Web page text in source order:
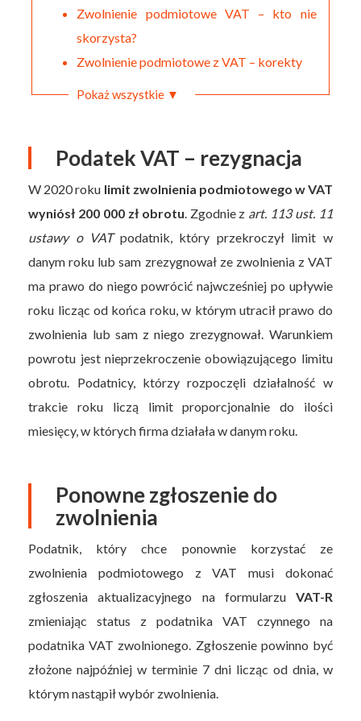
Zwolnienie podmiotowe VAT – kto nie
skorzysta?
Zwolnienie podmiotowe z VAT – korekty
Pokaż wszystkie ▼
Podatek VAT – rezygnacja
W 2020 roku limit zwolnienia podmiotowego w VAT
wyniósł 200 000 zł obrotu . Zgodnie z art. 113 ust. 11
ustawy o VATpodatnik, który przekroczył limit w
danym roku lub sam zrezygnował ze zwolnienia z VAT
ma prawo do niego powrócić najwcześniej po upływie
roku licząc od końca roku, w którym utracił prawo do
zwolnienia lub sam z niego zrezygnował. Warunkiem
powrotu jest nieprzekroczenie obowiązującego limitu
obrotu. Podatnicy, którzy rozpoczęli działalność w
trakcie roku liczą limit proporcjonalnie do ilości
miesięcy, w których firma działała w danym roku.
Ponowne zgłoszenie do
zwolnienia
Podatnik, który chce ponownie korzystać ze
zwolnienia podmiotowego z VAT musi dokonać
zgłoszenia aktualizacyjnego na formularzu VAT-R
zmieniając status z podatnika VAT czynnego na
podatnika VAT zwolnionego. Zgłoszenie powinno być
złożone najpóźniej w terminie 7 dni licząc od dnia, w
którym nastąpił wybór zwolnienia.